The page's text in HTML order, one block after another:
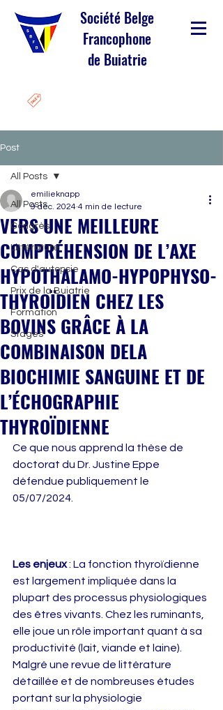
Société Belge
Francophone
de Buiatrie
Post
All Posts
Congrès
Littérature
Cas d'autopsie
Prix de la Buiatrie
Formation
Stages
All Posts
VERS UNE MEILLEURE
COMPRÉHENSION DE L’AXE
HYPOTHALAMO-HYPOPHYSO-
THYROÏDIEN CHEZ LES
BOVINS GRÂCE À LA
COMBINAISON DELA
BIOCHIMIE SANGUINE ET DE
L’ÉCHOGRAPHIE
THYROÏDIENNE
emilieknapp
9 déc. 2024 4 min de lecture
Ce que nous apprend la thèse de
doctorat du Dr. Justine Eppe
défendue publiquement le
05/07/2024.
Les enjeux : La fonction thyroïdienne
est largement impliquée dans la
plupart des processus physiologiques
des êtres vivants. Chez les ruminants,
elle joue un rôle important quant à sa
productivité (lait, viande et laine).
Malgré une revue de littérature
détaillée et de nombreuses études
portant sur la physiologie